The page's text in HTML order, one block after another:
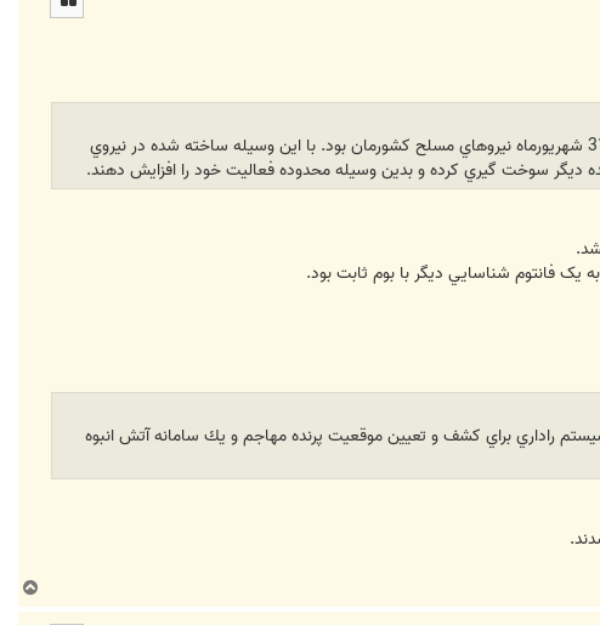
3- پاد سوخت رساني هوايي از هواپيماي شكاري به شكاري در حال پرواز، از جمله ديگر نوآوري هاي امسال رژه 31 شهريورماه نيروهاي مسلح كشورمان بود. با اين وسيله ساخته شده در نيروي
سوخت گيري كرده و بدين وسيله محدوده فعاليت خود را افزايش دهند.
راداري براي كشف و تعيين موقعيت پرنده مهاجم و يك سامانه آتش انبوه
ا